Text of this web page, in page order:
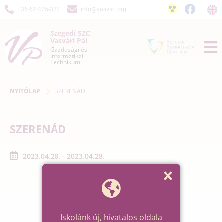
+36-62 425-322 info@vasvari.org
Szegedi SZC
Vasvári Pál
Gazdasági és
Informatikai
Technikum
NYITÓLAP SZERENÁD
SZERENÁD
2023.04.28. - 2023.04.28.
Iskolánk új, hivatalos oldala